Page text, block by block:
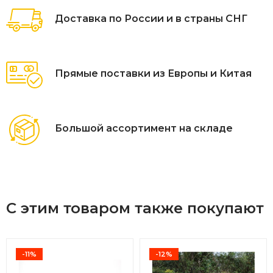
Доставка по России и в страны СНГ
Прямые поставки из Европы и Китая
Большой ассортимент на складе
С этим товаром также покупают
-11% -12%